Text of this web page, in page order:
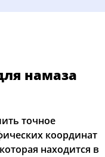
намаза
точное
координат
находится в